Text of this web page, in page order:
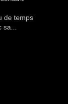
de temps